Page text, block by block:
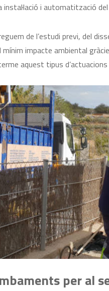
instal·lació i automatització
de l’estudi previ, del
impacte ambiental
aquest tipus
per al